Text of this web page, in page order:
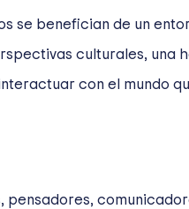
se benefician de un
culturales, una
con el mundo